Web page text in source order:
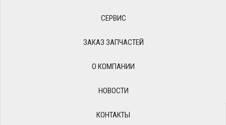
СЕРВИС
ЗАКАЗ ЗАПЧАСТЕЙ
О КОМПАНИИ
НОВОСТИ
КОНТАКТЫ